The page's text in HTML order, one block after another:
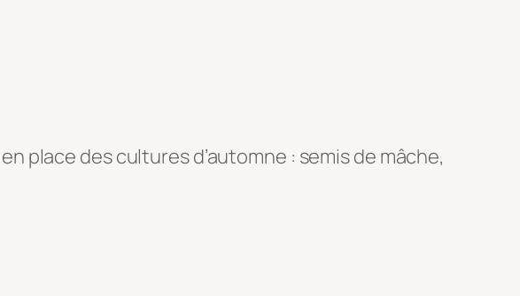
place des cultures d’automne : semis de mâche,